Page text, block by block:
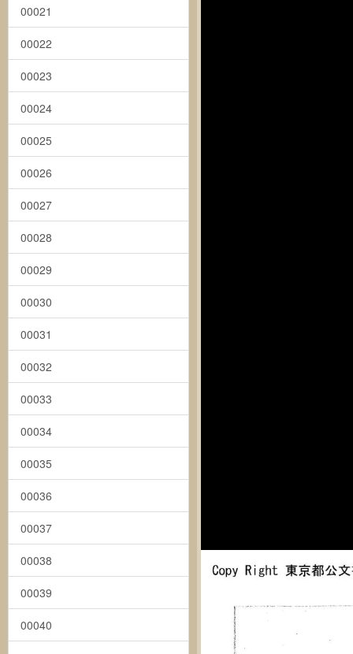
00021
00022
00023
00024
00025
00026
00027
00028
00029
00030
00031
00032
00033
00034
00035
00036
00037
00038
00039
00040